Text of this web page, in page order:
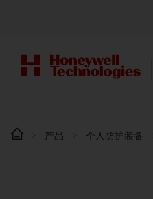
产品 个人防护装备